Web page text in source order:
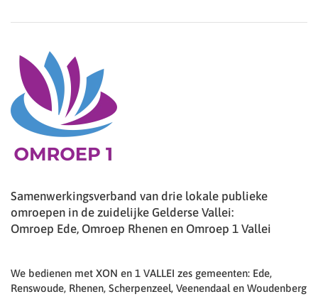
Samenwerkingsverband van drie lokale publieke
omroepen in de zuidelijke Gelderse Vallei:
Omroep Ede, Omroep Rhenen en Omroep 1 Vallei
We bedienen met XON en 1 VALLEI zes gemeenten: Ede,
Renswoude, Rhenen, Scherpenzeel, Veenendaal en Woudenberg